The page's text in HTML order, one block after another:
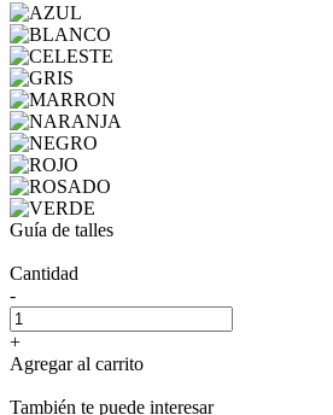
Guía de talles
Cantidad
-
+
Agregar al carrito
También te puede interesar